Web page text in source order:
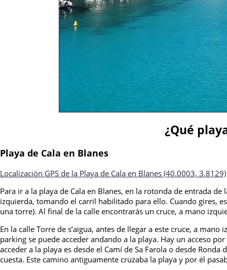
¿Qué
Playa de Cala en Blanes
Localización GPS de la Playa de Cala en Blanes (40.0003, 3.8129)
Para ir a la playa de Cala en Blanes, en la rotonda de entrada
izquierda, tomando el carril habilitado para ello. Cuando gires,
una torre). Al final de la calle encontrarás un cruce, a mano
En la calle Torre de s’aigua, antes de llegar a este cruce, a
parking se puede acceder andando a la playa. Hay un acceso
acceder a la playa es desde el Camí de Sa Farola o desde
cuesta. Este camino antiguamente cruzaba la playa y por él